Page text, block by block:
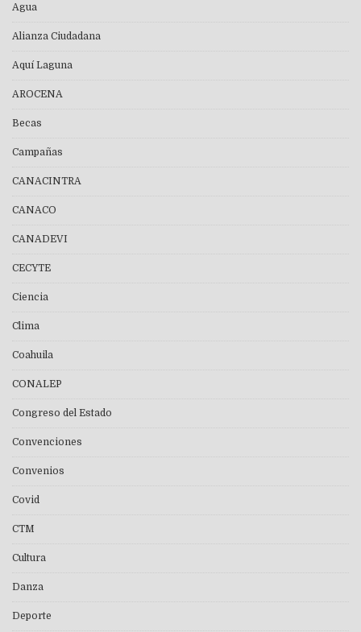
Agua
Alianza Ciudadana
Aquí Laguna
AROCENA
Becas
Campañas
CANACINTRA
CANACO
CANADEVI
CECYTE
Ciencia
Clima
Coahuila
CONALEP
Congreso del Estado
Convenciones
Convenios
Covid
CTM
Cultura
Danza
Deporte